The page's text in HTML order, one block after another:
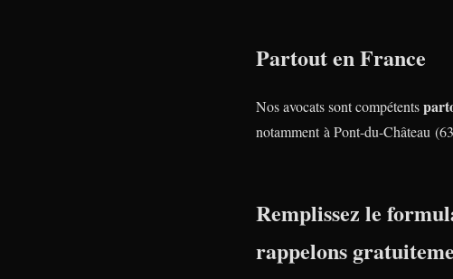
Partout en France
Nos avocats sont compétents
notamment à Pont-du-Château
Remplissez le
rappelons